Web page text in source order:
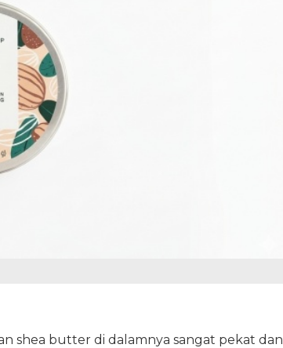
shea butter di dalamnya sangat pekat dan